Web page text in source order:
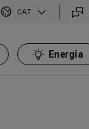
CAT
Energia